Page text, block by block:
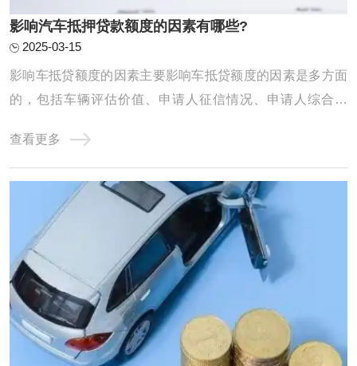
影响汽车抵押贷款额度的因素有哪些?
2025-03-15
影响车抵贷额度的因素主要影响车抵贷额度的因素是多方面
的，包括车辆评估价值、申请人征信情况、申请人综合情
申请人需要全面考虑这些因素，以提高贷款成功率并获得更
高的贷款额度。赤峰影响汽车抵押贷款额度的因素有哪些?
1、品牌 传统燃油车保值率要远大于新能源汽 ...
查看更多